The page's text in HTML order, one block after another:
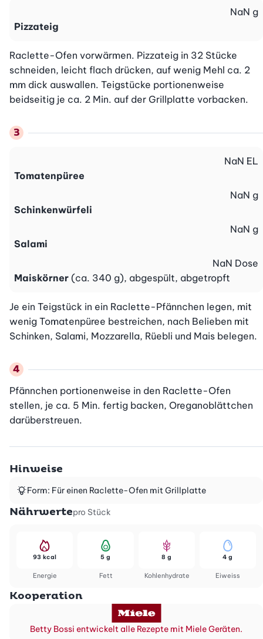
Pizzateig
NaN g
Raclette-Ofen vorwärmen. Pizzateig in 32 Stücke
schneiden, leicht flach drücken, auf wenig Mehl ca. 2
mm dick auswallen. Teigstücke portionenweise
beidseitig je ca. 2 Min. auf der Grillplatte vorbacken.
Tomatenpüree
NaN EL
Schinkenwürfeli
NaN g
Salami
NaN g
Maiskörner (ca. 340 g), abgespült, abgetropft
NaN Dose
Je ein Teigstück in ein Raclette-Pfännchen legen, mit
wenig Tomatenpüree bestreichen, nach Belieben mit
Schinken, Salami, Mozzarella, Rüebli und Mais belegen.
Pfännchen portionenweise in den Raclette-Ofen
stellen, je ca. 5 Min. fertig backen, Oreganoblättchen
darüberstreuen.
Hinweise
Form: Für einen Raclette-Ofen mit Grillplatte
Nährwertepro Stück
Energie
93 kcal
Fett
5 g
Kohlenhydrate
8 g
Eiweiss
4 g
Kooperation
Betty Bossi entwickelt alle Rezepte mit Miele Geräten.